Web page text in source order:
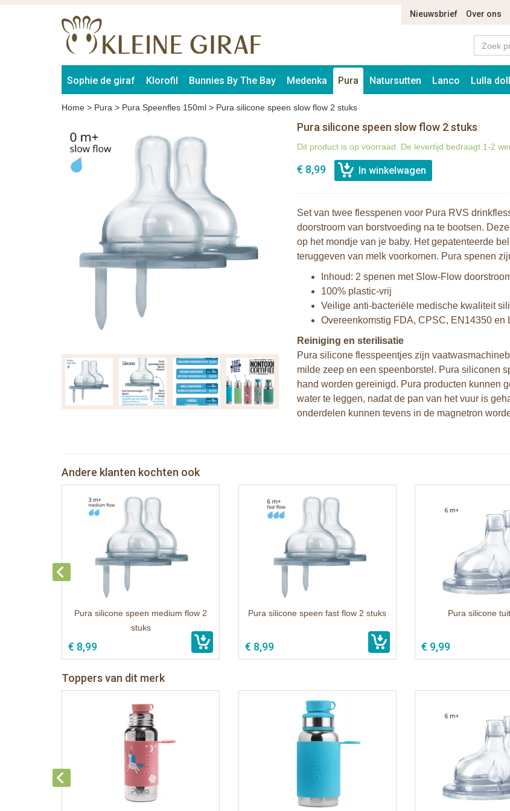
Nieuwsbrief Over ons
Sophie de giraf Klorofil Bunnies By The Bay Medenka Pura Natursutten Lanco Lulla doll
Home > Pura > Pura Speenfles 150ml > Pura silicone speen slow flow 2 stuks
Pura silicone speen slow flow 2 stuks
Dit product is op voorraad. De levertijd bedraagt 1-2
€ 8,99
Set van twee flesspenen voor Pura RVS
doorstroom van borstvoeding na te bootsen.
op het mondje van je baby. Het gepatenteerde
teruggeven van melk voorkomen. Pura spenen
Inhoud: 2 spenen met Slow-Flow
100% plastic-vrij
Veilige anti-bacteriële medische kwaliteit
Overeenkomstig FDA, CPSC, EN14350 en
Reiniging en sterilisatie
Pura silicone flesspeentjes zijn
milde zeep en een speenborstel. Pura siliconen
hand worden gereinigd. Pura producten kunnen
water te leggen, nadat de pan van het vuur is
onderdelen kunnen tevens in de magnetron
Andere klanten kochten ook
Pura silicone speen medium flow 2
stuks
€ 8,99
Pura silicone speen fast flow 2 stuks
€ 8,99
Pura silicone
€ 9,99
Toppers van dit merk